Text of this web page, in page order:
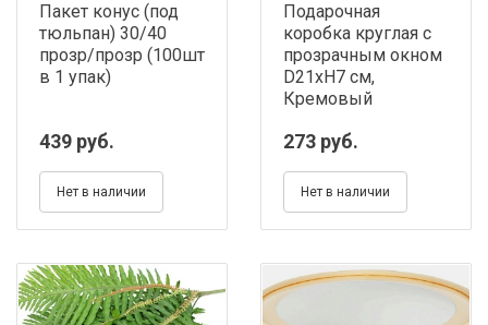
Пакет конус (под
тюльпан) 30/40
прозр/прозр (100шт
в 1 упак)
439 руб.
Нет в наличии
Подарочная
коробка круглая с
прозрачным окном
D21хH7 см,
Кремовый
273 руб.
Нет в наличии